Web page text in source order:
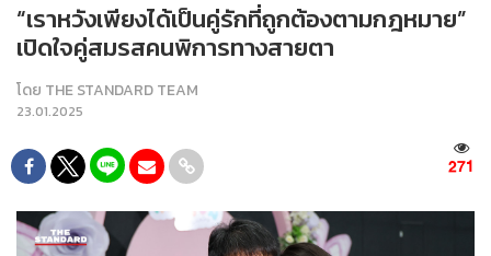
“เราหวังเพียงได้เป็นคู่รักที่ถูกต้องตามกฎหมาย”
เปิดใจคู่สมรสคนพิการทางสายตา
โดย THE STANDARD TEAM
23.01.2025
271